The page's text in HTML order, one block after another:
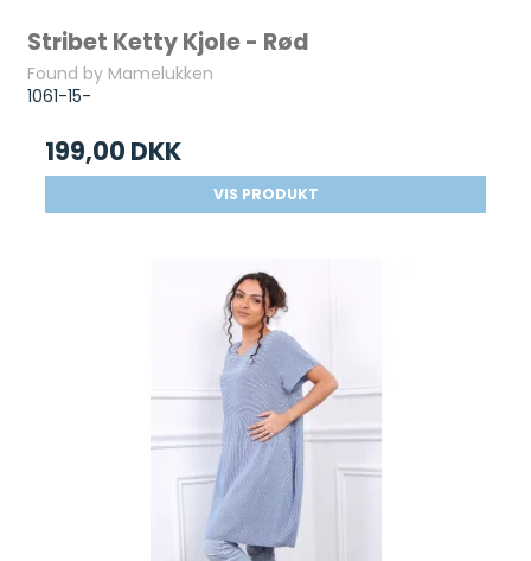
Stribet Ketty Kjole - Rød
Found by Mamelukken
1061-15-
199,00 DKK
VIS PRODUKT